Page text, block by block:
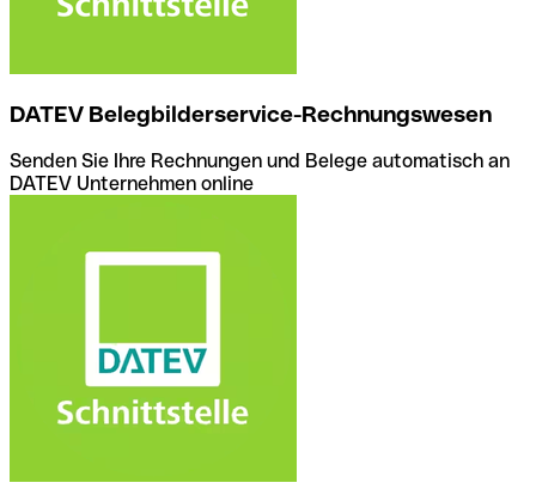
DATEV Belegbilderservice-Rechnungswesen
Senden Sie Ihre Rechnungen und Belege automatisch an
DATEV Unternehmen online